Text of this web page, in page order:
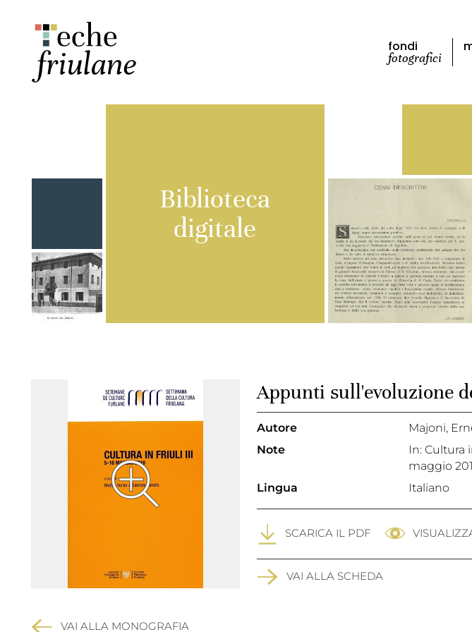
fondi
fotografici
Biblioteca
digitale
VAI ALLA MONOGRAFIA
Appunti sull'evoluzione
Autore
Majoni,
Note
In: Cultura
maggio
Lingua
Italiano
SCARICA IL PDF
VAI ALLA SCHEDA